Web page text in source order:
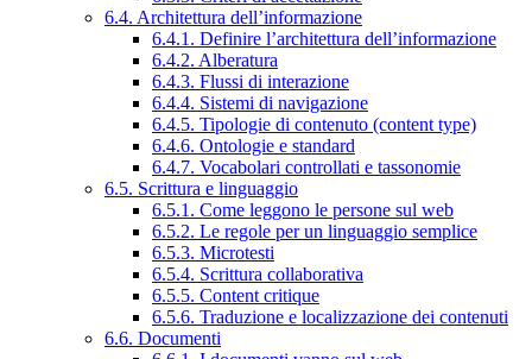
6.4. Architettura dell’informazione
6.4.1. Definire l’architettura dell’informazione
6.4.2. Alberatura
6.4.3. Flussi di interazione
6.4.4. Sistemi di navigazione
6.4.5. Tipologie di contenuto (content type)
6.4.6. Ontologie e standard
6.4.7. Vocabolari controllati e tassonomie
6.5. Scrittura e linguaggio
6.5.1. Come leggono le persone sul web
6.5.2. Le regole per un linguaggio semplice
6.5.3. Microtesti
6.5.4. Scrittura collaborativa
6.5.5. Content critique
6.5.6. Traduzione e localizzazione dei contenuti
6.6. Documenti